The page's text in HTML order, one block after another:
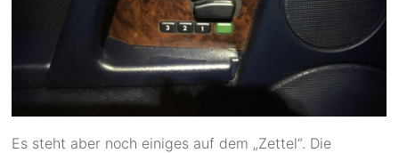
Es steht aber noch einiges auf dem „Zettel“. Die